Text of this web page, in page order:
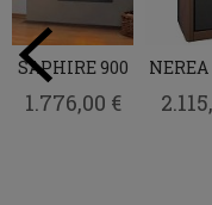
SAPHIRE 900
1.776,00 €